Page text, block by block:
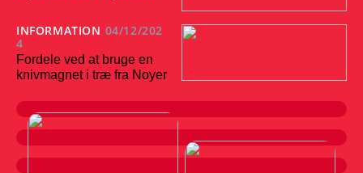
INFORMATION 04/12/202
4
Fordele ved at bruge en
knivmagnet i træ fra Noyer